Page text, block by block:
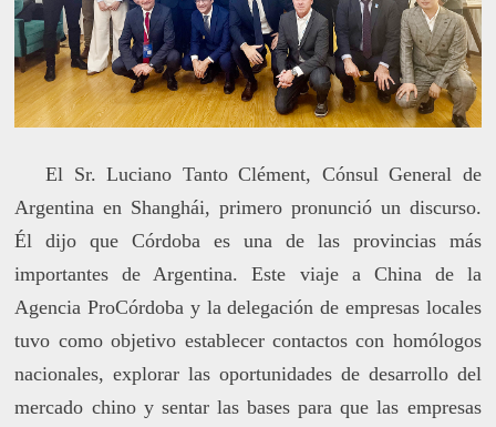
El Sr. Luciano Tanto Clément, Cónsul General de
Argentina en Shanghái, primero pronunció un discurso.
Él dijo que Córdoba es una de las provincias más
importantes de Argentina. Este viaje a China de la
Agencia ProCórdoba y la delegación de empresas locales
tuvo como objetivo establecer contactos con homólogos
nacionales, explorar las oportunidades de desarrollo del
mercado chino y sentar las bases para que las empresas